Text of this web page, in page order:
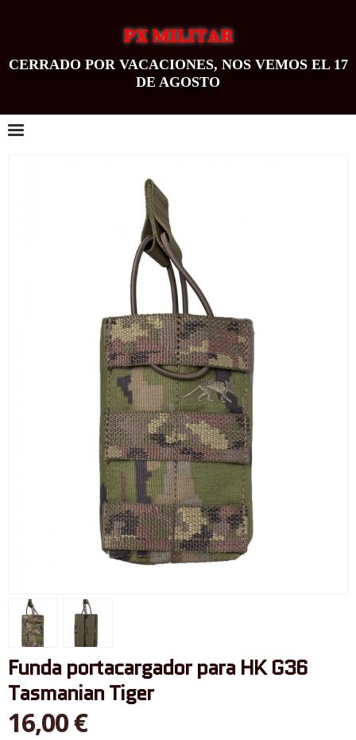
PX MILITAR
CERRADO POR VACACIONES, NOS VEMOS EL 17
DE AGOSTO
Funda portacargador para HK G36
Tasmanian Tiger
16,00 €